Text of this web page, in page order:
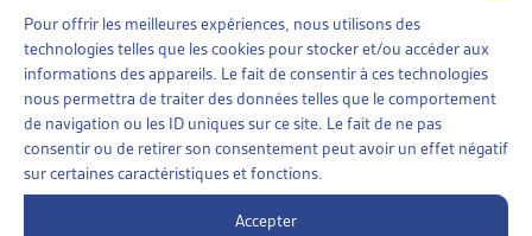
Pour offrir les meilleures expériences, nous utilisons des
technologies telles que les cookies pour stocker et/ou accéder aux
informations des appareils. Le fait de consentir à ces technologies
nous permettra de traiter des données telles que le comportement
de navigation ou les ID uniques sur ce site. Le fait de ne pas
consentir ou de retirer son consentement peut avoir un effet négatif
sur certaines caractéristiques et fonctions.
Accepter
AIDE SOCIALE»ORGANISATION DE L’AIDE SOCIALE
»REVENU DÉTERMINANT UNIFIÉ (RDU)
LE PROJET « INTERVENTO SOCIALE »: COMMENT
LE TESSIN A RÉFORMÉ SON SYSTÈME DE
PRESTATIONS SOCIALES
Sabina Beffa, dossier du mois, août 2003